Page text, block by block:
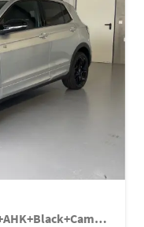
R-Line 150PS DSG Navi+IQ.Light+AHK+Black+Cam+Keyless+Side+Climatronic